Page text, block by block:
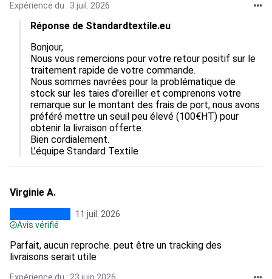
Expérience du : 3 juil. 2026
Réponse de Standardtextile.eu
Bonjour,
Nous vous remercions pour votre retour positif sur le
traitement rapide de votre commande.
Nous sommes navrées pour la problématique de
stock sur les taies d'oreiller et comprenons votre
remarque sur le montant des frais de port, nous avons
préféré mettre un seuil peu élevé (100€HT) pour
obtenir la livraison offerte.
Bien cordialement.
L’équipe Standard Textile
Virginie A.
11 juil. 2026
Avis vérifié
Parfait, aucun reproche. peut être un tracking des
livraisons serait utile